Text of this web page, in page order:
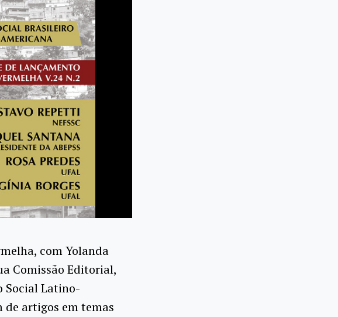
com Yolanda
Comissão Editorial,
Social Latino-
de artigos em temas